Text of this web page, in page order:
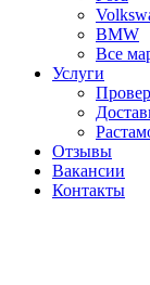
BMW
Все
Услуги
Отзывы
Вакансии
Контакты